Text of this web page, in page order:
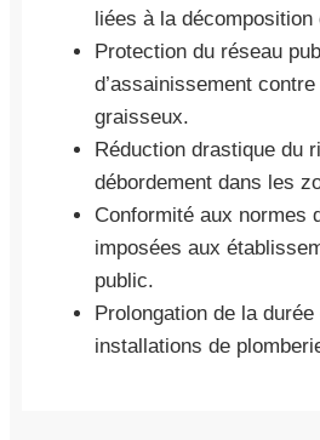
liées à la
Protection du réseau
d’assainissement
graisseux.
Réduction drastique du
débordement dans les
Conformité aux normes
imposées aux
public.
Prolongation de la
installations de